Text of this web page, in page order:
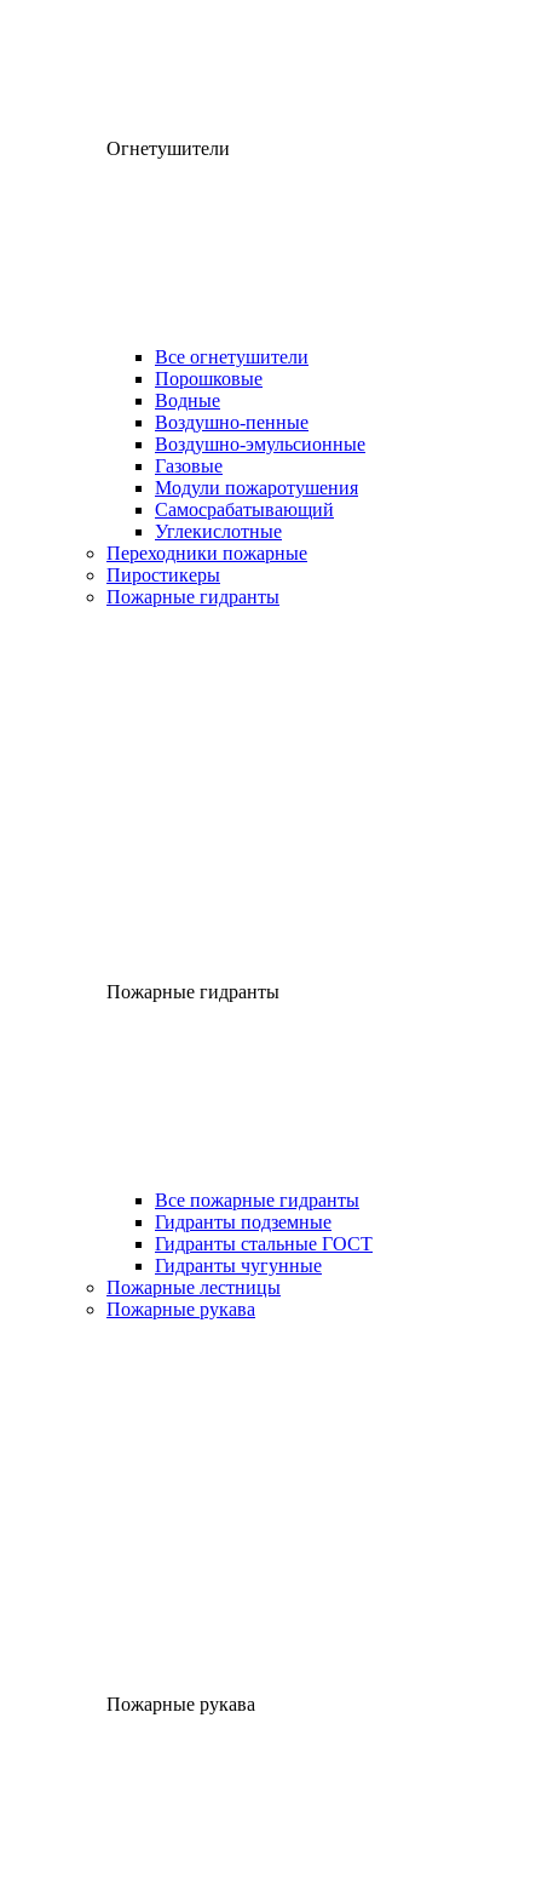
Огнетушители
Все огнетушители
Порошковые
Водные
Воздушно-пенные
Воздушно-эмульсионные
Газовые
Модули пожаротушения
Самосрабатывающий
Углекислотные
Переходники пожарные
Пиростикеры
Пожарные гидранты
Пожарные гидранты
Все пожарные гидранты
Гидранты подземные
Гидранты стальные ГОСТ
Гидранты чугунные
Пожарные лестницы
Пожарные рукава
Пожарные рукава